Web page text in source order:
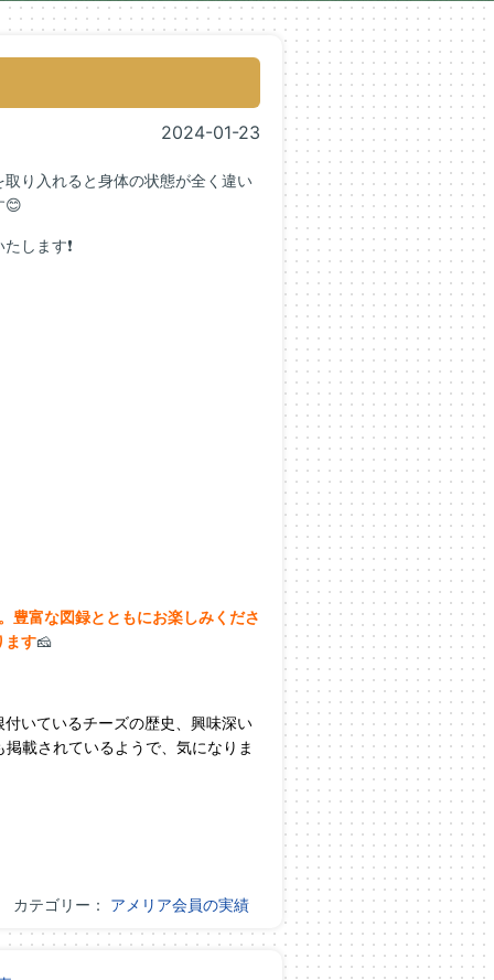
2024-01-23
り入れると身体の状態が全く違い
😊
します❗
豊富な図録とともにお楽しみくださ
ます🧀
いているチーズの歴史、興味深い
載されているようで、気になりま
カテゴリー： アメリア会員の実績